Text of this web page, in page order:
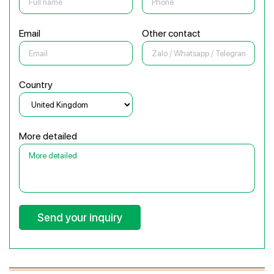
Email Other contact
Country
More detailed